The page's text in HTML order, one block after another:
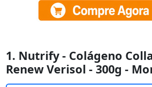
1. Nutrify - Colágeno
Renew Verisol - 300g -